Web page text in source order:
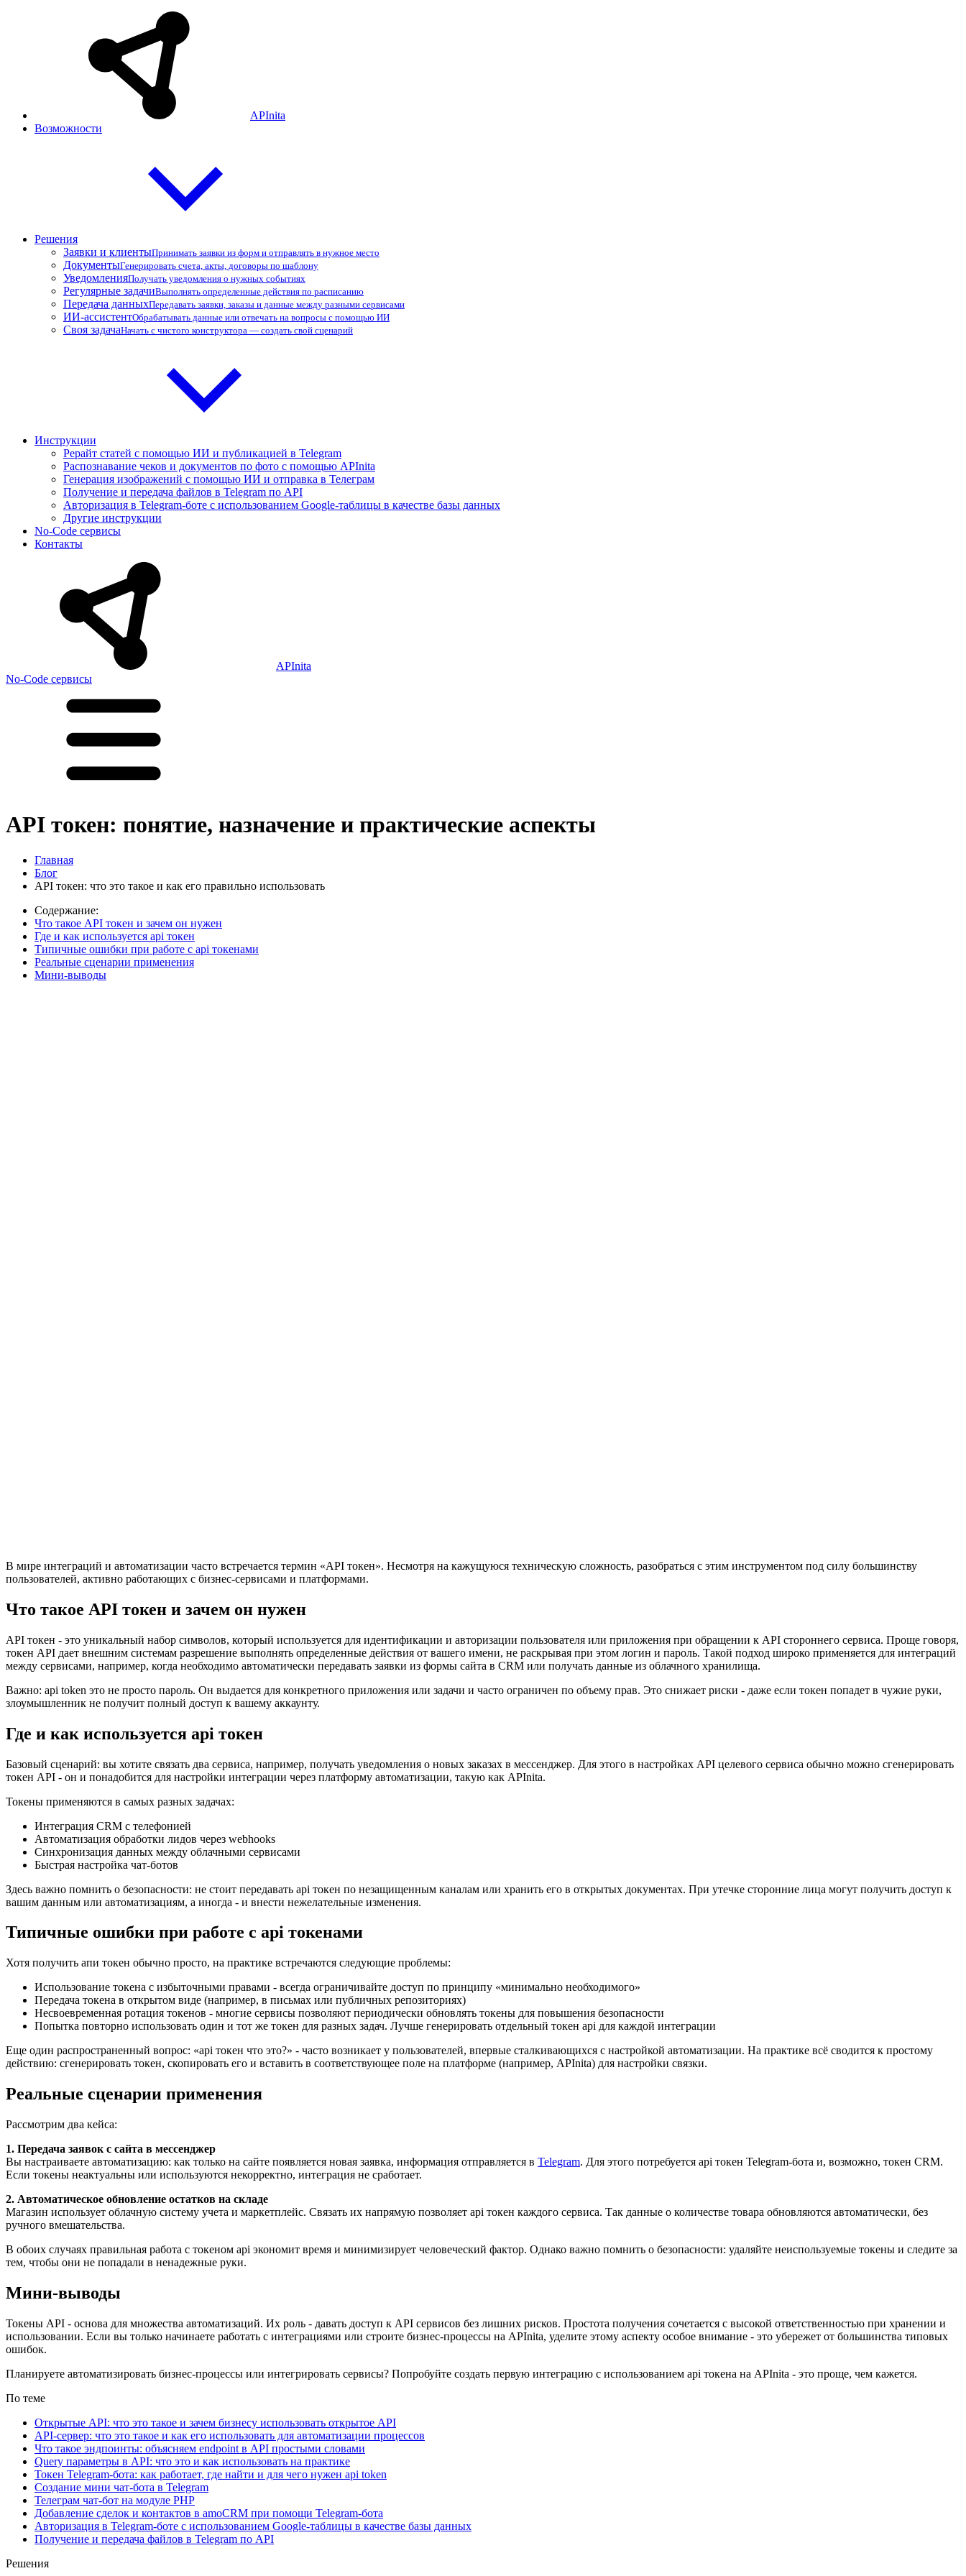
APInita
Возможности
Решения
Заявки и клиентыПринимать заявки из форм и отправлять в нужное место
ДокументыГенерировать счета, акты, договоры по шаблону
УведомленияПолучать уведомления о нужных событиях
Регулярные задачиВыполнять определенные действия по расписанию
Передача данныхПередавать заявки, заказы и данные между разными сервисами
ИИ-ассистентОбрабатывать данные или отвечать на вопросы с помощью ИИ
Своя задачаНачать с чистого конструктора — создать свой сценарий
Инструкции
Рерайт статей с помощью ИИ и публикацией в Telegram
Распознавание чеков и документов по фото с помощью APInita
Генерация изображений с помощью ИИ и отправка в Телеграм
Получение и передача файлов в Telegram по API
Авторизация в Telegram-боте с использованием Google-таблицы в качестве базы данных
Другие инструкции
No-Code сервисы
Контакты
APInita
No-Code сервисы
API токен: понятие, назначение и практические аспекты
Главная
Блог
API токен: что это такое и как его правильно использовать
Содержание:
Что такое API токен и зачем он нужен
Где и как используется api токен
Типичные ошибки при работе с api токенами
Реальные сценарии применения
Мини-выводы
В мире интеграций и автоматизации часто встречается термин «API токен». Несмотря на кажущуюся техническую сложность, разобраться с этим инструментом под силу большинству
пользователей, активно работающих с бизнес-сервисами и платформами.
Что такое API токен и зачем он нужен
API токен - это уникальный набор символов, который используется для идентификации и авторизации пользователя или приложения при обращении к API стороннего сервиса. Проще говоря,
токен API дает внешним системам разрешение выполнять определенные действия от вашего имени, не раскрывая при этом логин и пароль. Такой подход широко применяется для интеграций
между сервисами, например, когда необходимо автоматически передавать заявки из формы сайта в CRM или получать данные из облачного хранилища.
Важно: api token это не просто пароль. Он выдается для конкретного приложения или задачи и часто ограничен по объему прав. Это снижает риски - даже если токен попадет в чужие руки,
злоумышленник не получит полный доступ к вашему аккаунту.
Где и как используется api токен
Базовый сценарий: вы хотите связать два сервиса, например, получать уведомления о новых заказах в мессенджер. Для этого в настройках API целевого сервиса обычно можно сгенерировать
токен API - он и понадобится для настройки интеграции через платформу автоматизации, такую как APInita.
Токены применяются в самых разных задачах:
Интеграция CRM с телефонией
Автоматизация обработки лидов через webhooks
Синхронизация данных между облачными сервисами
Быстрая настройка чат-ботов
Здесь важно помнить о безопасности: не стоит передавать api токен по незащищенным каналам или хранить его в открытых документах. При утечке сторонние лица могут получить доступ к
вашим данным или автоматизациям, а иногда - и внести нежелательные изменения.
Типичные ошибки при работе с api токенами
Хотя получить апи токен обычно просто, на практике встречаются следующие проблемы:
Использование токена с избыточными правами - всегда ограничивайте доступ по принципу «минимально необходимого»
Передача токена в открытом виде (например, в письмах или публичных репозиториях)
Несвоевременная ротация токенов - многие сервисы позволяют периодически обновлять токены для повышения безопасности
Попытка повторно использовать один и тот же токен для разных задач. Лучше генерировать отдельный токен api для каждой интеграции
Еще один распространенный вопрос: «api токен что это?» - часто возникает у пользователей, впервые сталкивающихся с настройкой автоматизации. На практике всё сводится к простому
действию: сгенерировать токен, скопировать его и вставить в соответствующее поле на платформе (например, APInita) для настройки связки.
Реальные сценарии применения
Рассмотрим два кейса:
1. Передача заявок с сайта в мессенджер
Вы настраиваете автоматизацию: как только на сайте появляется новая заявка, информация отправляется в Telegram. Для этого потребуется api токен Telegram-бота и, возможно, токен CRM.
Если токены неактуальны или используются некорректно, интеграция не сработает.
2. Автоматическое обновление остатков на складе
Магазин использует облачную систему учета и маркетплейс. Связать их напрямую позволяет api токен каждого сервиса. Так данные о количестве товара обновляются автоматически, без
ручного вмешательства.
В обоих случаях правильная работа с токеном api экономит время и минимизирует человеческий фактор. Однако важно помнить о безопасности: удаляйте неиспользуемые токены и следите за
тем, чтобы они не попадали в ненадежные руки.
Мини-выводы
Токены API - основа для множества автоматизаций. Их роль - давать доступ к API сервисов без лишних рисков. Простота получения сочетается с высокой ответственностью при хранении и
использовании. Если вы только начинаете работать с интеграциями или строите бизнес-процессы на APInita, уделите этому аспекту особое внимание - это убережет от большинства типовых
ошибок.
Планируете автоматизировать бизнес-процессы или интегрировать сервисы? Попробуйте создать первую интеграцию с использованием api токена на APInita - это проще, чем кажется.
По теме
Открытые API: что это такое и зачем бизнесу использовать открытое API
API-сервер: что это такое и как его использовать для автоматизации процессов
Что такое эндпоинты: объясняем endpoint в API простыми словами
Query параметры в API: что это и как использовать на практике
Токен Telegram-бота: как работает, где найти и для чего нужен api token
Создание мини чат-бота в Telegram
Телеграм чат-бот на модуле PHP
Добавление сделок и контактов в amoCRM при помощи Telegram-бота
Авторизация в Telegram-боте с использованием Google-таблицы в качестве базы данных
Получение и передача файлов в Telegram по API
Решения